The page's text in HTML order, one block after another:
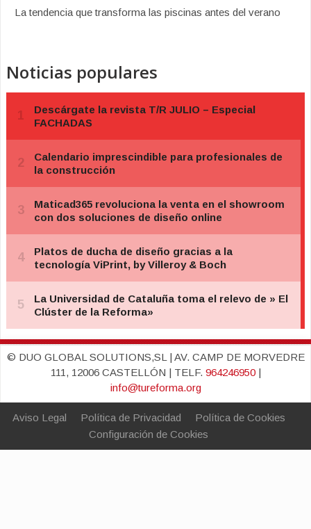
La tendencia que transforma las piscinas antes del verano
Noticias populares
© DUO GLOBAL SOLUTIONS,SL | AV. CAMP DE MORVEDRE
111, 12006 CASTELLÓN | TELF. 964246950|
info@tureforma.org
Aviso Legal Política de Privacidad
Política de Cookies
Configuración de Cookies